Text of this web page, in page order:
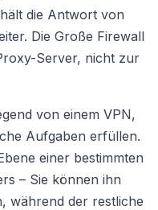
die Antwort von
Die Große Firewall
Server, nicht zur
von einem VPN,
Aufgaben erfüllen.
einer bestimmten
– Sie können ihn
während der restliche